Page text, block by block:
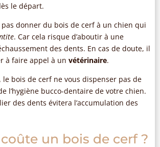
le départ.
donner du bois de cerf à un chien qui
. Car cela risque d’aboutir à une
des dents. En cas de doute, il
à faire appel à un vétérinaire.
le bois de cerf ne vous dispenser pas de
l’hygiène bucco-dentaire de votre chien.
des dents évitera l’accumulation des
un bois de cerf ?